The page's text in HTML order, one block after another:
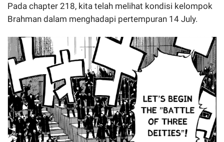
Pada chapter 218, kita telah melihat kondisi kelompok
Brahman dalam menghadapi pertempuran 14 July.